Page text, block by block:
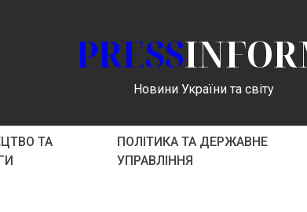
PRESS
Новини України та світу
ТА
ПОЛІТИКА ТА ДЕРЖАВНЕ
УПРАВЛІННЯ